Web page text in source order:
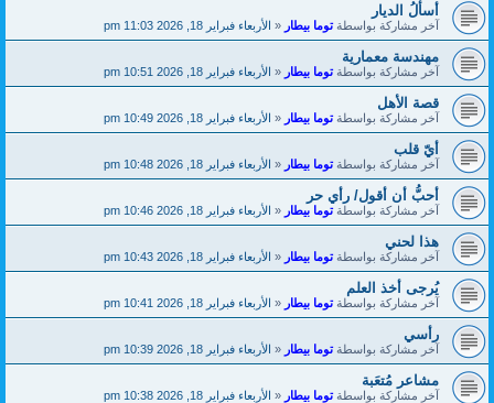
أسألُ الديار
آخر مشاركة بواسطةتوما بيطار«الأربعاء فبراير 18, 2026 11:03 pm
مهندسة معمارية
آخر مشاركة بواسطةتوما بيطار«الأربعاء فبراير 18, 2026 10:51 pm
قصة الأهل
آخر مشاركة بواسطةتوما بيطار«الأربعاء فبراير 18, 2026 10:49 pm
أيّ قلب
آخر مشاركة بواسطةتوما بيطار«الأربعاء فبراير 18, 2026 10:48 pm
أحبُّ أن أقول/ رأي حر
آخر مشاركة بواسطةتوما بيطار«الأربعاء فبراير 18, 2026 10:46 pm
هذا لحني
آخر مشاركة بواسطةتوما بيطار«الأربعاء فبراير 18, 2026 10:43 pm
يُرجى أخذ العلم
آخر مشاركة بواسطةتوما بيطار«الأربعاء فبراير 18, 2026 10:41 pm
رأسي
آخر مشاركة بواسطةتوما بيطار«الأربعاء فبراير 18, 2026 10:39 pm
مشاعر مُتعَبة
آخر مشاركة بواسطةتوما بيطار«الأربعاء فبراير 18, 2026 10:38 pm